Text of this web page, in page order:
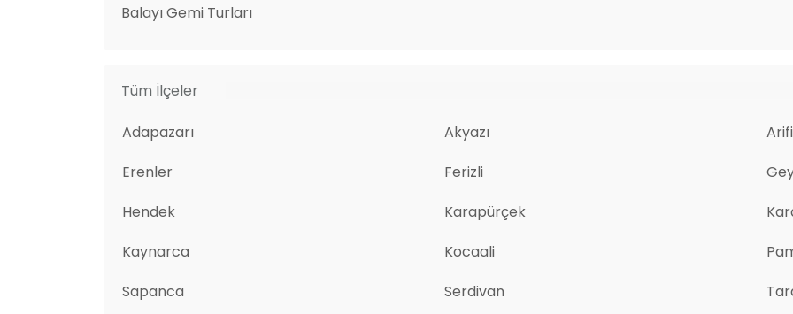
Balayı Gemi Turları
Tüm İlçeler
Adapazarı Akyazı
Erenler
Ferizli
Hendek
Karapürçek
Kaynarca
Kocaali
Sapanca
Serdivan